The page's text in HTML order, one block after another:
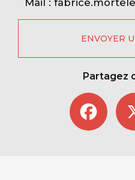
Mail :
ENVOYER
Partagez